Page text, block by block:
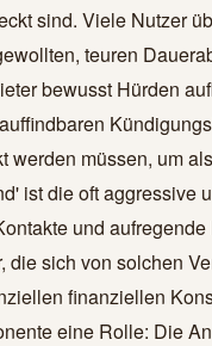
sind. Viele Nutzer
teuren
bewusst Hürden
werden müssen, um
ist die oft aggressive
und
die sich von solchen
finanziellen
eine Rolle: Die